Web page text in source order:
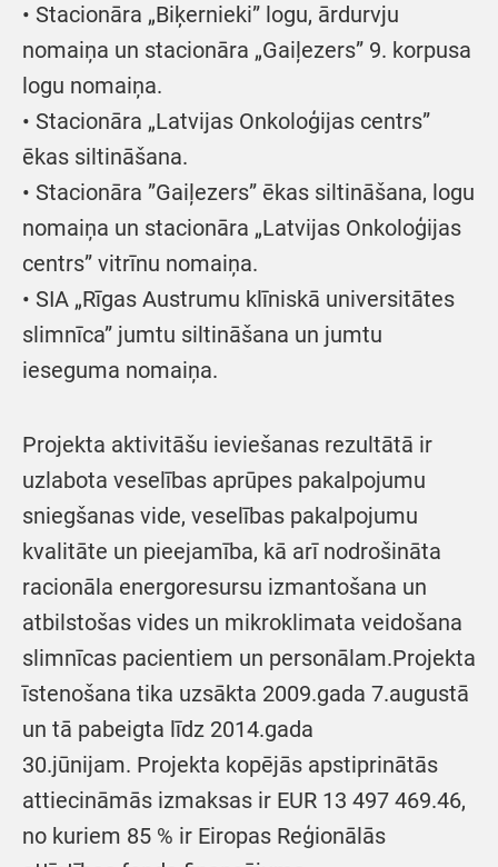
• Stacionāra „Biķernieki” logu, ārdurvju
nomaiņa un stacionāra „Gaiļezers” 9. korpusa
logu nomaiņa.
• Stacionāra „Latvijas Onkoloģijas centrs”
ēkas siltināšana.
• Stacionāra ”Gaiļezers” ēkas siltināšana, logu
nomaiņa un stacionāra „Latvijas Onkoloģijas
centrs” vitrīnu nomaiņa.
• SIA „Rīgas Austrumu klīniskā universitātes
slimnīca” jumtu siltināšana un jumtu
ieseguma nomaiņa.
Projekta aktivitāšu ieviešanas rezultātā ir
uzlabota veselības aprūpes pakalpojumu
sniegšanas vide, veselības pakalpojumu
kvalitāte un pieejamība, kā arī nodrošināta
racionāla energoresursu izmantošana un
atbilstošas vides un mikroklimata veidošana
slimnīcas pacientiem un personālam.Projekta
īstenošana tika uzsākta 2009.gada 7.augustā
un tā pabeigta līdz 2014.gada
30.jūnijam. Projekta kopējās apstiprinātās
attiecināmās izmaksas ir EUR 13 497 469.46,
no kuriem 85 % ir Eiropas Reģionālās